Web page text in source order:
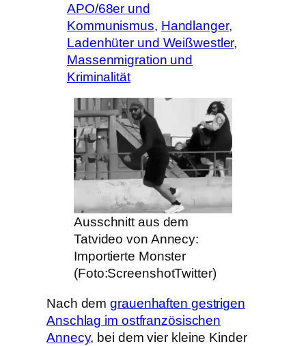
APO/68er und
Kommunismus, Handlanger,
Ladenhüter und Weißwestler
Massenmigration und
Kriminalität
Ausschnitt aus dem
Tatvideo von Annecy:
Importierte Monster
(Foto:ScreenshotTwitter)
Nach demgrauenhaften gestrigen
Anschlag im ostfranzösischen
Annecy, bei dem vier kleine Kinder